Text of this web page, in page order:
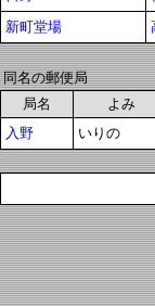
新町堂場
同名の郵便局
局名
よみ
入野
いりの